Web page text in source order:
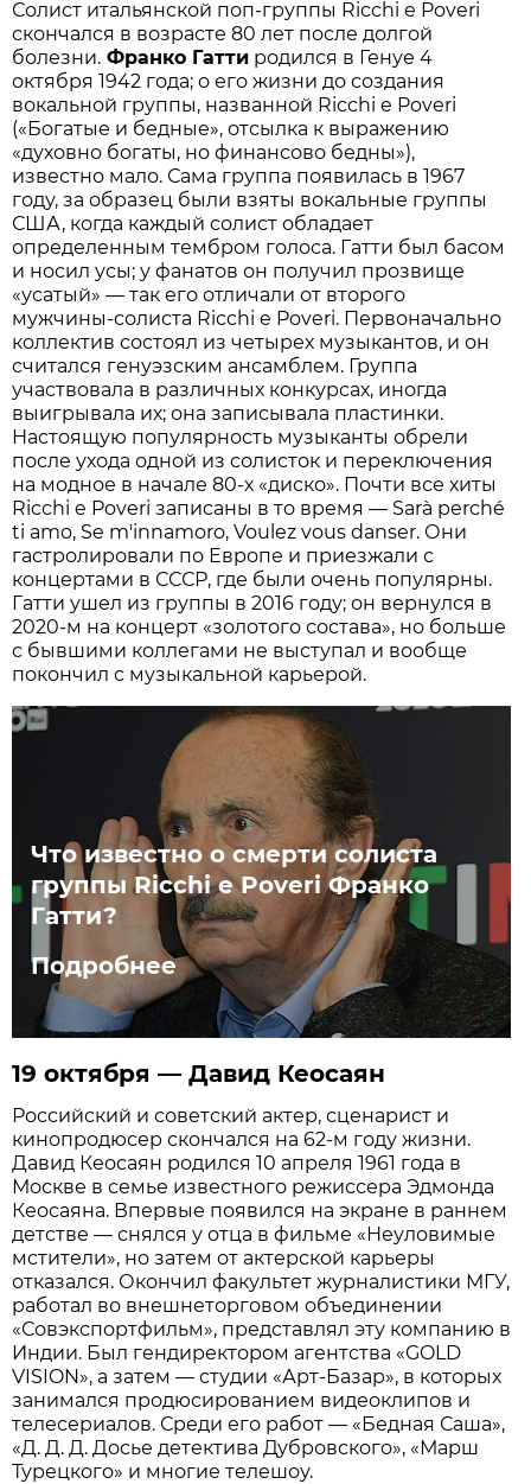
Солист итальянской поп-группы Ricchi e Poveri
скончался в возрасте 80 лет после долгой
болезни. Франко Гатти родился в Генуе 4
октября 1942 года; о его жизни до создания
вокальной группы, названной Ricchi e Poveri
(«Богатые и бедные», отсылка к выражению
«духовно богаты, но финансово бедны»),
известно мало. Сама группа появилась в 1967
году, за образец были взяты вокальные группы
США, когда каждый солист обладает
определенным тембром голоса. Гатти был басом
и носил усы; у фанатов он получил прозвище
«усатый» — так его отличали от второго
мужчины-солиста Ricchi e Poveri. Первоначально
коллектив состоял из четырех музыкантов, и он
считался генуэзским ансамблем. Группа
участвовала в различных конкурсах, иногда
выигрывала их; она записывала пластинки.
Настоящую популярность музыканты обрели
после ухода одной из солисток и переключения
на модное в начале 80-х «диско». Почти все хиты
Ricchi e Poveri записаны в то время — Sarà perché
ti amo, Se m'innamoro, Voulez vous danser. Они
гастролировали по Европе и приезжали с
концертами в СССР, где были очень популярны.
Гатти ушел из группы в 2016 году; он вернулся в
2020-м на концерт «золотого состава», но больше
с бывшими коллегами не выступал и вообще
покончил с музыкальной карьерой.
Что известно о смерти солиста
группы Ricchi e Poveri Франко
Гатти?
Подробнее
19 октября — Давид Кеосаян
Российский и советский актер, сценарист и
кинопродюсер скончался на 62-м году жизни.
Давид Кеосаян родился 10 апреля 1961 года в
Москве в семье известного режиссера Эдмонда
Кеосаяна. Впервые появился на экране в раннем
детстве — снялся у отца в фильме «Неуловимые
мстители», но затем от актерской карьеры
отказался. Окончил факультет журналистики МГУ,
работал во внешнеторговом объединении
«Совэкспортфильм», представлял эту компанию в
Индии. Был гендиректором агентства «GOLD
VISION», а затем — студии «Арт-Базар», в которых
занимался продюсированием видеоклипов и
телесериалов. Среди его работ — «Бедная Саша»,
«Д. Д. Д. Досье детектива Дубровского», «Марш
Турецкого» и многие телешоу.